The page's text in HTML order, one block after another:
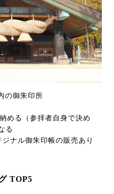
の御朱印所
める（参拝者自身で決め
る
ジナル御朱印帳の販売あり
TOP5